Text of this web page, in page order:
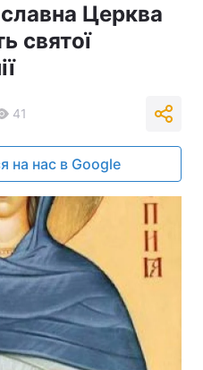
Церква
святої
41
на нас в Google